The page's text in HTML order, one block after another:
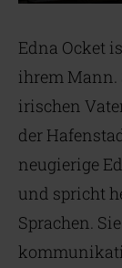
Edna Ocket
ihrem Mann.
irischen
der
neugierige
und spricht
Sprachen.